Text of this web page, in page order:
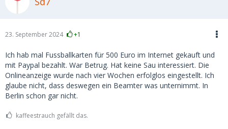
weg) vor ihrem Semesterbeginn nächste Woche. Sie wolle in
meiner Gegend ohnehin noch Freunde besuchen, ob ich ihr
denn beim Ticket und Hotel ein wenig finanziell helfen
könne, sonst wolle sie nichts. Natürlich läuten da alle
Alarmglocken betreffend "Vorschussbetrug" - aber sie
machte das sehr perfid: Sie gab vor, DB-Tickets für die
Anreise zu kaufen.
23. September 2024 +1
Ich hab mal Fussballkarten für 500 Euro im Internet gekauft und
mit Paypal bezahlt. War Betrug. Hat keine Sau interessiert. Die
Onlineanzeige wurde nach vier Wochen erfolglos eingestellt. Ich
glaube nicht, dass deswegen ein Beamter was unternimmt. In
Berlin schon gar nicht.
kaffeestrauch gefällt das.